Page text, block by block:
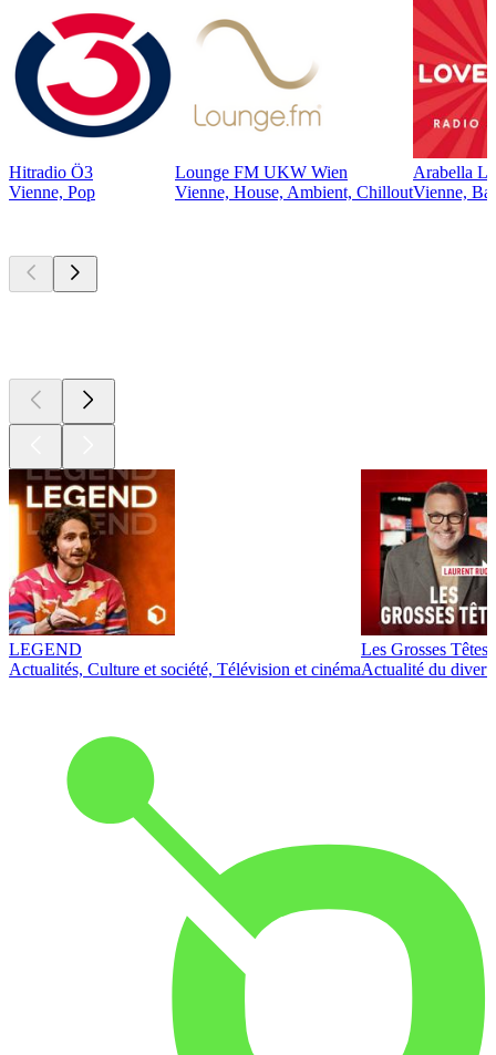
Hitradio Ö3
Vienne, Pop
Lounge FM UKW Wien
Vienne, House, Ambient, Chillout
Arabella
Vienne,
LEGEND
Actualités, Culture et société, Télévision et cinéma
Les Grosses Têtes
Actualité du